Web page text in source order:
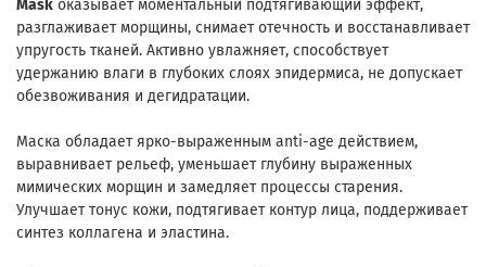
Mask оказывает моментальный подтягивающий эффект,
разглаживает морщины, снимает отечность и восстанавливает
упругость тканей. Активно увлажняет, способствует
удержанию влаги в глубоких слоях эпидермиса, не допускает
обезвоживания и дегидратации.
Маска обладает ярко-выраженным anti-age действием,
выравнивает рельеф, уменьшает глубину выраженных
мимических морщин и замедляет процессы старения.
Улучшает тонус кожи, подтягивает контур лица, поддерживает
синтез коллагена и эластина.